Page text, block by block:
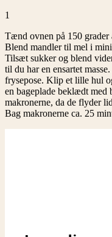
1
Tænd ovnen på 150
Blend mandler til mel i
Tilsæt sukker og blend
til du har en ensartet
frysepose. Klip et lille hul
en bageplade beklædt med
makronerne, da de flyder
Bag makronerne ca. 25